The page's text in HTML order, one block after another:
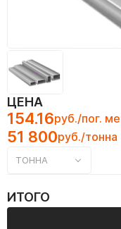
ЦЕНА
154.16руб./пог.
51 800руб./тонна
ТОННА
ИТОГО